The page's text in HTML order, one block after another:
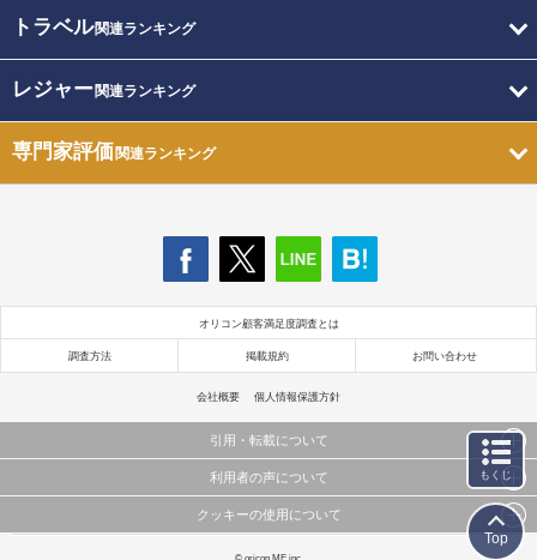
トラベル関連ランキング
レジャー関連ランキング
専門家評価関連ランキング
オリコン顧客満足度調査とは
調査方法 掲載規約 お問い合わせ
会社概要 個人情報保護方針
引用・転載について
当サイトで公開されている情報（文字、写真、イラスト、画像データ等）及びこれらの配置・
これらの情報を権利者の許可なく無断転載・複製などの二次利用を行うことは固く禁じており
利用者の声について
当サイトに掲載している内容はすべてサービスの利用者が提出された見解・感想です。
クッキーの使用について
このサイトでは Cookie を使用して、ユーザーに合わせたコンテンツや広告の表示、ソーシャル
もくじ
Top